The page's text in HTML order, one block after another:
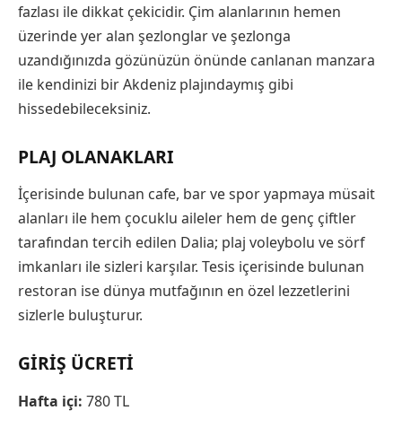
fazlası ile dikkat çekicidir. Çim alanlarının hemen
üzerinde yer alan şezlonglar ve şezlonga
uzandığınızda gözünüzün önünde canlanan manzara
ile kendinizi bir Akdeniz plajındaymış gibi
hissedebileceksiniz.
PLAJ OLANAKLARI
İçerisinde bulunan cafe, bar ve spor yapmaya müsait
alanları ile hem çocuklu aileler hem de genç çiftler
tarafından tercih edilen Dalia; plaj voleybolu ve sörf
imkanları ile sizleri karşılar. Tesis içerisinde bulunan
restoran ise dünya mutfağının en özel lezzetlerini
sizlerle buluşturur.
GIRIŞ ÜCRETI
Hafta içi: 780 TL